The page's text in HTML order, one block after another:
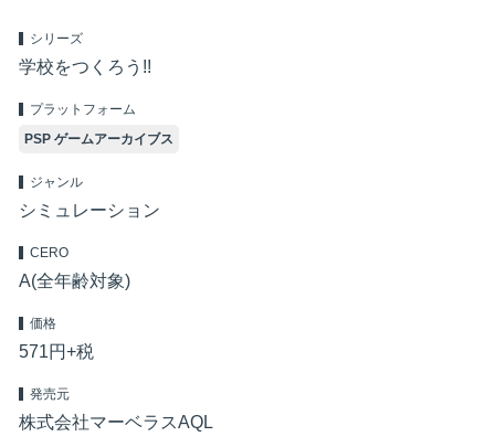
シリーズ
学校をつくろう!!
プラットフォーム
PSP ゲームアーカイブス
ジャンル
シミュレーション
CERO
A(全年齢対象)
価格
571円+税
発売元
株式会社マーベラスAQL